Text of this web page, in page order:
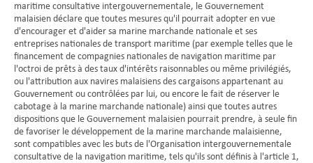
maritime consultative intergouvernementale, le Gouvernement
malaisien déclare que toutes mesures qu'il pourrait adopter en vue
d'encourager et d'aider sa marine marchande nationale et ses
entreprises nationales de transport maritime (par exemple telles que le
financement de compagnies nationales de navigation maritime par
l'octroi de prêts à des taux d'intérêts raisonnables ou même privilégiés,
ou l'attribution aux navires malaisiens des cargaisons appartenant au
Gouvernement ou contrôlées par lui, ou encore le fait de réserver le
cabotage à la marine marchande nationale) ainsi que toutes autres
dispositions que le Gouvernement malaisien pourrait prendre, à seule fin
de favoriser le développement de la marine marchande malaisienne,
sont compatibles avec les buts de l'Organisation intergouvernementale
consultative de la navigation maritime, tels qu'ils sont définis à l'article 1,